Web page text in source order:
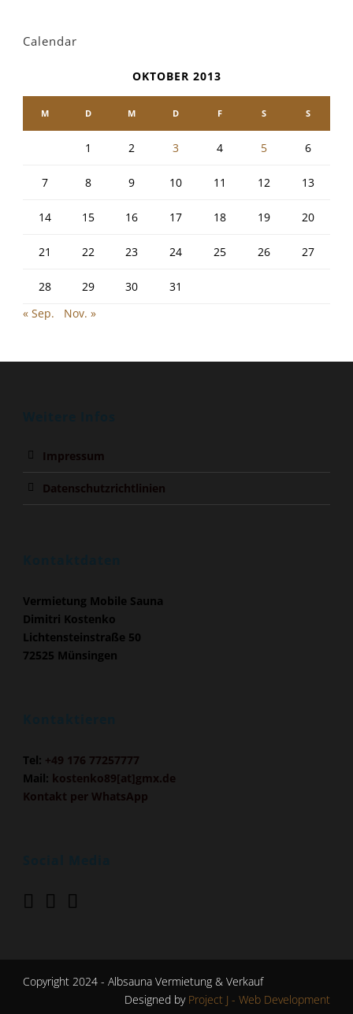
Calendar
OKTOBER 2013
M D M D F S S
1 2 3 4 5 6
7 8 9 10 11 12 13
14 15 16 17 18 19 20
21 22 23 24 25 26 27
28 29 30
31
« Sep.
Nov. »
Impressum
Datenschutzrichtlinien
Vermietung Mobile Sauna
Dimitri Kostenko
Lichtensteinstraße 50
72525 Münsingen
Tel: +49 176 77257777
Mail: kostenko89[at]gmx.de
Kontakt per WhatsApp
Copyright 2024 - Albsauna Vermietung & Verkauf
Designed by Project J - Web Development